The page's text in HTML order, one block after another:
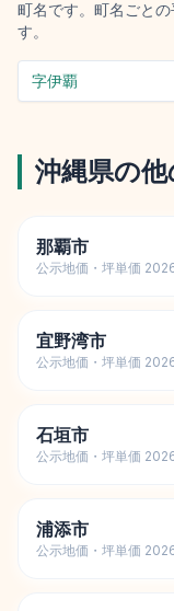
町名です。町名ごと
す。
字伊覇
沖縄県の他
那覇市
公示地価・坪単価
宜野湾市
公示地価・坪単価
石垣市
公示地価・坪単価
浦添市
公示地価・坪単価